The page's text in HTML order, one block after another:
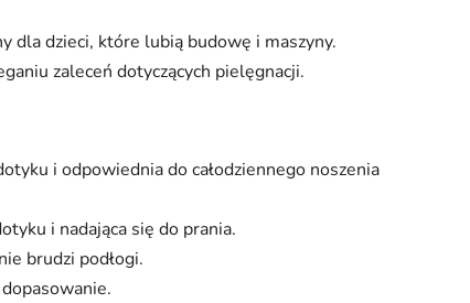
dla dzieci, które lubią budowę i maszyny.
zaleceń dotyczących pielęgnacji.
i odpowiednia do całodziennego noszenia
i nadająca się do prania.
brudzi podłogi.